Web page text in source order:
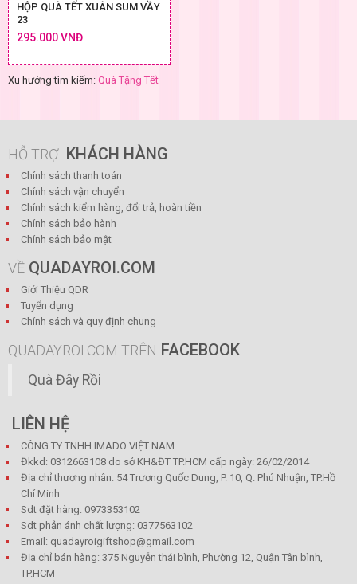
HỘP QUÀ TẾT XUÂN SUM VẦY
23
295.000 VNĐ
Xu hướng tìm kiếm: Quà Tặng Tết
HỖ TRỢ KHÁCH HÀNG
Chính sách thanh toán
Chính sách vận chuyển
Chính sách kiểm hàng, đổi trả, hoàn tiền
Chính sách bảo hành
Chính sách bảo mật
VỀ QUADAYROI.COM
Giới Thiệu QDR
Tuyển dụng
Chính sách và quy định chung
QUADAYROI.COM TRÊN FACEBOOK
Quà Đây Rồi
LIÊN HỆ
CÔNG TY TNHH IMADO VIỆT NAM
Đkkd: 0312663108 do sở KH&ĐT TP.HCM cấp ngày: 26/02/2014
Địa chỉ thương nhân: 54 Trương Quốc Dung, P. 10, Q. Phú Nhuận, TP.Hồ
Chí Minh
Sdt đặt hàng: 0973353102
Sdt phản ánh chất lượng: 0377563102
Email: quadayroigiftshop@gmail.com
Địa chỉ bán hàng: 375 Nguyễn thái bình, Phường 12, Quận Tân bình,
TP.HCM